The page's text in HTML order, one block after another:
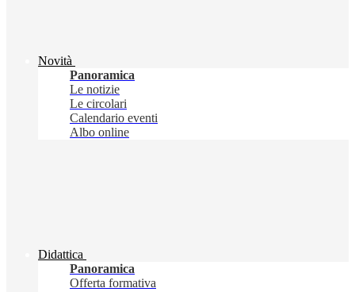
Novità
Panoramica
Le notizie
Le circolari
Calendario eventi
Albo online
Didattica
Panoramica
Offerta formativa